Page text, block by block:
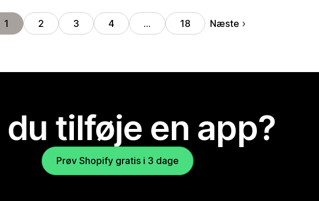
1 2 3 4 … 18 Næste
tilføje en app?
Prøv Shopify gratis i 3 dage